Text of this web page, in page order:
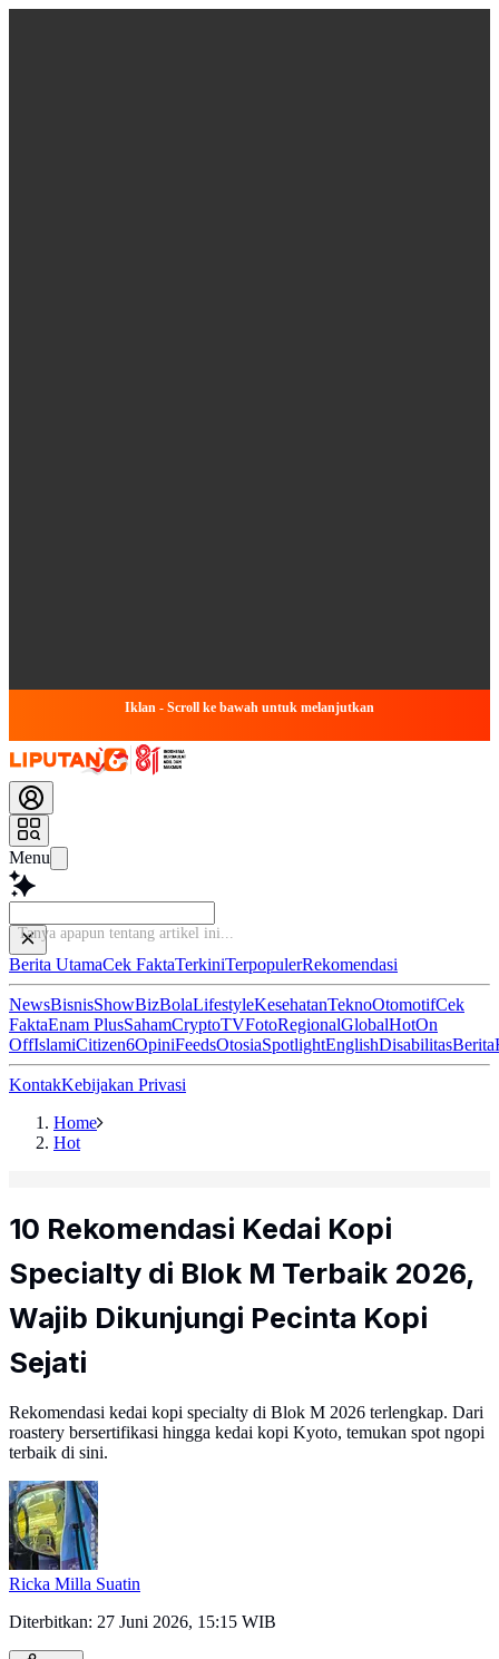
Iklan - Scroll ke bawah untuk melanjutkan
Menu
Tanya
Berita UtamaCek FaktaTerkiniTerpopulerRekomendasi
NewsBisnisShowBizBolaLifestyleKesehatanTeknoOtomotifCek
FaktaEnam PlusSahamCryptoTVFotoRegionalGlobalHotOn
OffIslamiCitizen6OpiniFeedsOtosiaSpotlightEnglishDisabilitasBerita
KontakKebijakan Privasi
Home
Hot
10 Rekomendasi Kedai Kopi
Specialty di Blok M Terbaik 2026,
Wajib Dikunjungi Pecinta Kopi
Sejati
Rekomendasi kedai kopi specialty di Blok M 2026 terlengkap. Dari
roastery bersertifikasi hingga kedai kopi Kyoto, temukan spot ngopi
terbaik di sini.
Ricka Milla Suatin
Diterbitkan: 27 Juni 2026, 15:15 WIB